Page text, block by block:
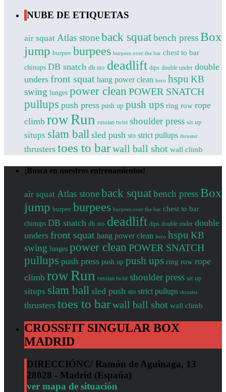
NUBE DE ETIQUETAS
air squat Atlas stoneback squat bench press Box
jump burpee burpees burpees over the bar chest to bar
chinups DB snatch db sto deadlift dips double under double
unders front squat hang power clean hero hspu KB
swing lunges power clean POWER SNATCH
pullups push press push up push ups ring row rope
climb rowRun russian twist shoulder press sit up
situps slam ball sled push sto strict pullups thruster
thrusters toes to barwall ball shot wall climb
¡Busca en nuestros entrenamientos!
air squat Atlas stoneback squat bench press Box
jump burpee burpees burpees over the bar chest to bar
chinups DB snatch db sto deadlift dips double under double
unders front squat hang power clean hero hspu KB
swing lunges power clean POWER SNATCH
pullups push press push up push ups ring row rope
climb rowRun russian twist shoulder press sit up
situps slam ball sled push sto strict pullups thruster
thrusters toes to barwall ball shot wall climb
CROSSFIT SINGULAR BOX
MADRID
DIRECCIÓNC/ Ramón de Aguinaga, 13
28028 - Madrid (España)
ver mapa de situación